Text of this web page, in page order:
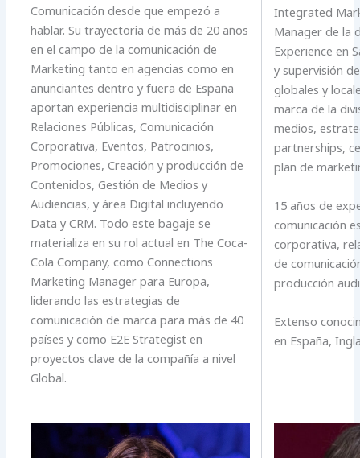
Comunicación desde que empezó a
hablar. Su trayectoria de más de 20 años
en el campo de la comunicación de
Marketing tanto en agencias como en
anunciantes dentro y fuera de España
aportan experiencia multidisciplinar en
Relaciones Públicas, Comunicación
Corporativa, Eventos, Patrocinios,
Promociones, Creación y producción de
Contenidos, Gestión de Medios y
Audiencias, y área Digital incluyendo
Data y CRM. Todo este bagaje se
materializa en su rol actual en The Coca-
Cola Company, como Connections
Marketing Manager para Europa,
liderando las estrategias de
comunicación de marca para más de 40
países y como E2E Strategist en
proyectos clave de la compañía a nivel
Global.
Integrated
Manager de la
Experience en
y supervisión
globales y
marca de la
medios,
partnerships,
plan de
15 años de
comunicación
corporativa,
de
producción
Extenso
en España,